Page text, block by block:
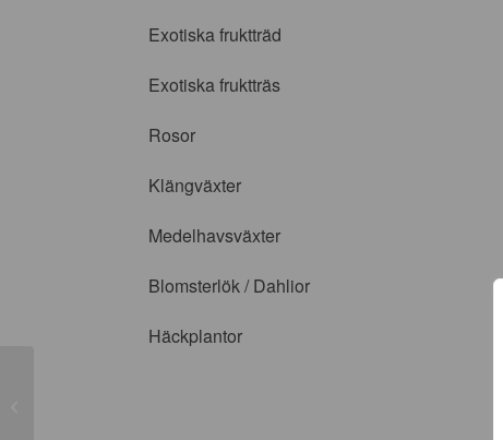
Exotiska fruktträd
Exotiska fruktträs
Rosor
Klängväxter
Medelhavsväxter
Blomsterlök / Dahlior
Häckplantor